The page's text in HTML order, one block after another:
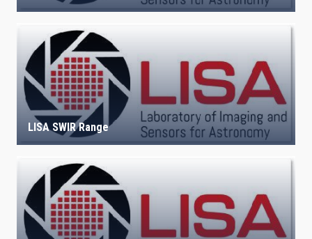
LISA SWIR Range